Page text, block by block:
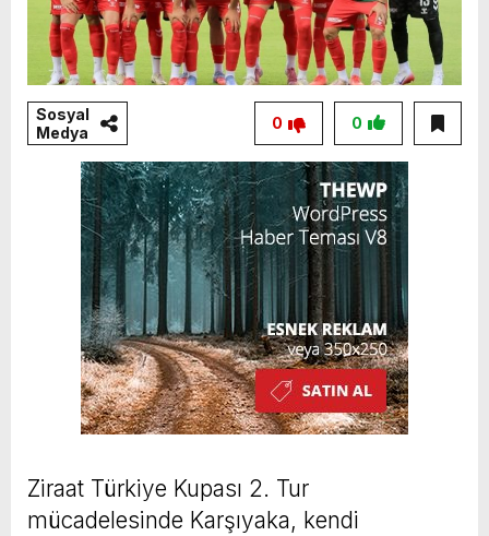
Sosyal
Medya
0
0
Ziraat Türkiye Kupası 2. Tur
mücadelesinde Karşıyaka, kendi